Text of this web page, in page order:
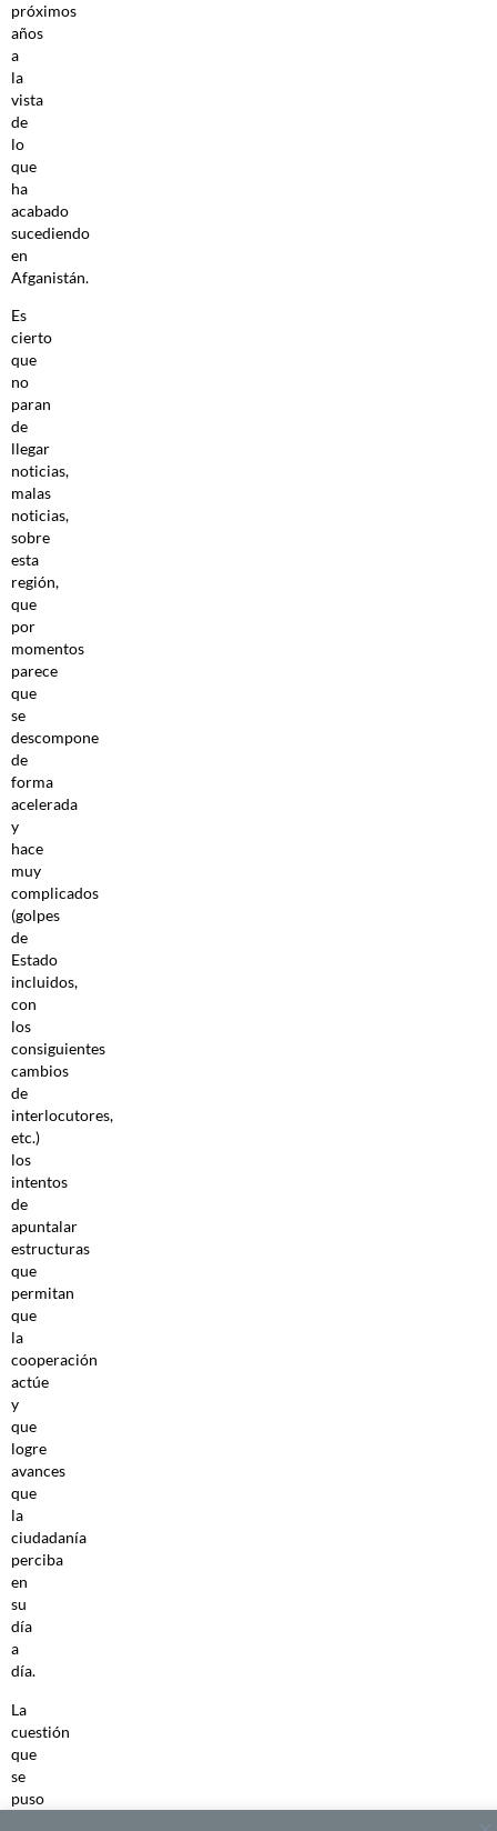
próximos
años
a
la
vista
de
lo
que
ha
acabado
sucediendo
en
Afganistán.
Es
cierto
que
no
paran
de
llegar
noticias,
malas
noticias,
sobre
esta
región,
que
por
momentos
parece
que
se
descompone
de
forma
acelerada
y
hace
muy
complicados
(golpes
de
Estado
incluidos,
con
los
consiguientes
cambios
de
interlocutores,
etc.)
los
intentos
de
apuntalar
estructuras
que
permitan
que
la
cooperación
actúe
y
que
logre
avances
que
la
ciudadanía
perciba
en
su
día
a
día.
La
cuestión
que
se
puso